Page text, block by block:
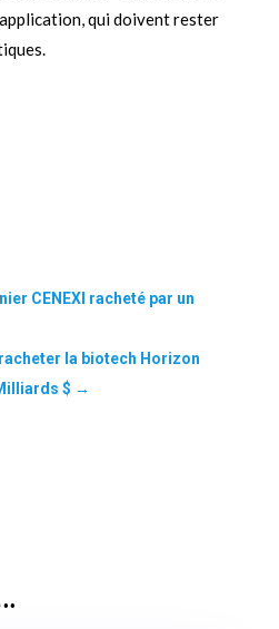
qui doivent rester
CENEXI racheté par un
la biotech Horizon
$ →